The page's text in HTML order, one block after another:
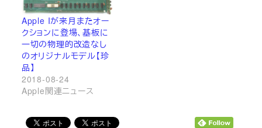
Apple Iが来月またオー
クションに登場、基板に
一切の物理的改造なし
のオリジナルモデル【珍
品】
2018-08-24
Apple関連ニュース